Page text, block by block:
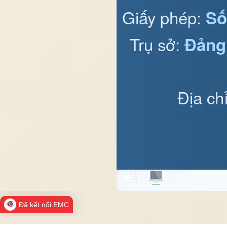
Giấy phép:
Trụ sở:
Địa
Đã kết nối EMC